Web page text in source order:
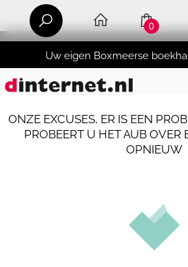
Uw eigen Boxmeerse
0
ONZE EXCUSES, ER IS EEN
PROBEERT U HET AUB OVER
OPNIEUW